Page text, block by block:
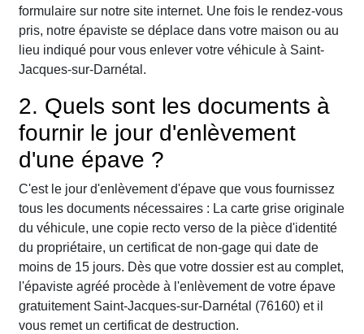
formulaire sur notre site internet. Une fois le rendez-vous
pris, notre épaviste se déplace dans votre maison ou au
lieu indiqué pour vous enlever votre véhicule à Saint-
Jacques-sur-Darnétal.
2. Quels sont les documents à
fournir le jour d'enlèvement
d'une épave ?
C'est le jour d'enlèvement d'épave que vous fournissez
tous les documents nécessaires : La carte grise originale
du véhicule, une copie recto verso de la pièce d'identité
du propriétaire, un certificat de non-gage qui date de
moins de 15 jours. Dès que votre dossier est au complet,
l'épaviste agréé procède à l'enlèvement de votre épave
gratuitement Saint-Jacques-sur-Darnétal (76160) et il
vous remet un certificat de destruction.